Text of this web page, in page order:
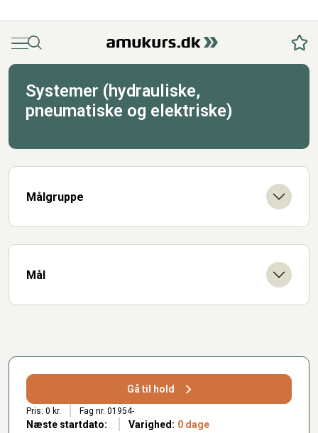
MenuSøg
Systemer (hydrauliske,
pneumatiske og elektriske)
Målgruppe
Mål
Gå til hold
Pris: 0 kr. Fag nr. 01954-
Næste startdato: Varighed: 0 dage